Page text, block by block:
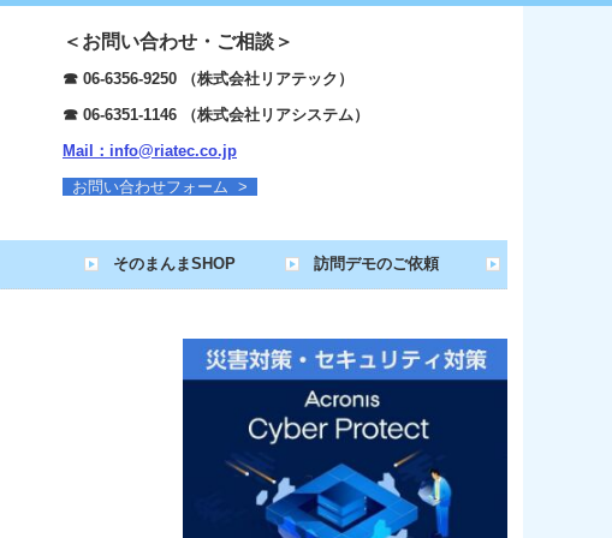
＜お問い合わせ・ご相談＞
☎ 06-6356-9250 （株式会社リアテック）
☎ 06-6351-1146 （株式会社リアシステム）
Mail：info@riatec.co.jp
お問い合わせフォーム >
そのまんまSHOP 訪問デモのご依頼